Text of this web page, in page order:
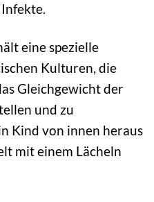
eine spezielle
Kulturen, die
Gleichgewicht der
und zu
Kind von innen heraus
mit einem Lächeln